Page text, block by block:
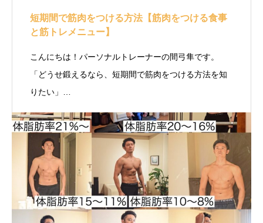
短期間で筋肉をつける方法【筋肉をつける食事
と筋トレメニュー】
こんにちは！パーソナルトレーナーの間弓隼です。
「どうせ鍛えるなら、短期間で筋肉をつける方法を知
りたい」…